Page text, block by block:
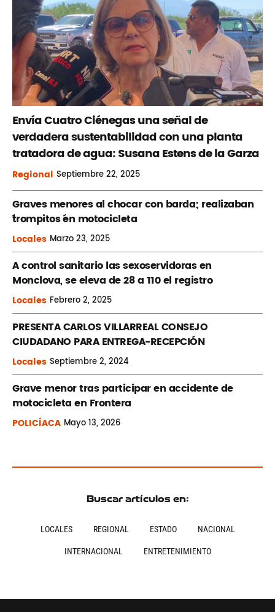
Envía Cuatro Ciénegas una señal de
verdadera sustentabilidad con una planta
tratadora de agua: Susana Estens de la Garza
Regional Septiembre22, 2025
Graves menores al chocar con barda; realizaban
´trompitos ´en motocicleta
Locales Marzo23, 2025
A control sanitario las sexoservidoras en
Monclova, se eleva de 28 a 110 el registro
Locales Febrero2, 2025
PRESENTA CARLOS VILLARREAL CONSEJO
CIUDADANO PARA ENTREGA-RECEPCIÓN
Locales Septiembre2, 2024
Grave menor tras participar en accidente de
motocicleta en Frontera
POLICÍACA Mayo13, 2026
Buscar artículos en:
LOCALES REGIONAL ESTADO NACIONAL
INTERNACIONAL ENTRETENIMIENTO